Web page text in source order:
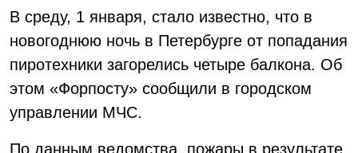
В среду, 1 января, стало известно, что в
новогоднюю ночь в Петербурге от попадания
пиротехники загорелись четыре балкона. Об
этом «Форпосту» сообщили в городском
управлении МЧС.
По данным ведомства, пожары в результате